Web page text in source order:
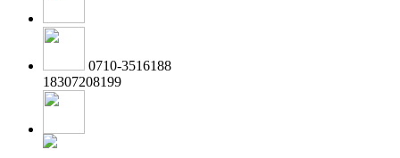
0710-3516188
18307208199